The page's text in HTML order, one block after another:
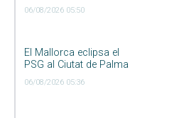
06/08/2026 05:50
El Mallorca eclipsa el
PSG al Ciutat de Palma
06/08/2026 05:36